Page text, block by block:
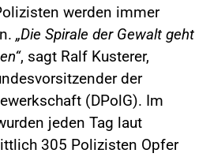
werden immer
„Die Spirale der Gewalt geht
, sagt Ralf Kusterer,
der
(DPolG). Im
jeden Tag laut
305 Polizisten Opfer